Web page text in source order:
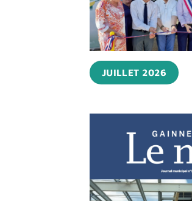
JUILLET 2026